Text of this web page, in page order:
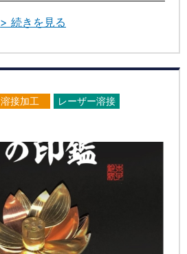
> 続きを見る
溶接加工
レーザー溶接